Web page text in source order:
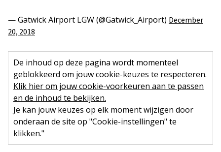
— Gatwick Airport LGW (@Gatwick_Airport) December
20, 2018
De inhoud op deze pagina wordt momenteel
geblokkeerd om jouw cookie-keuzes te respecteren.
Klik hier om jouw cookie-voorkeuren aan te passen
en de inhoud te bekijken.
Je kan jouw keuzes op elk moment wijzigen door
onderaan de site op "Cookie-instellingen" te
klikken."